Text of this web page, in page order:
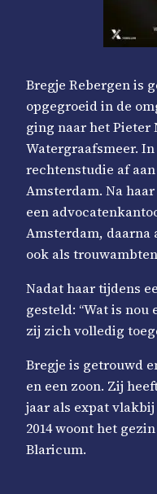
Bregje Rebergen is
opgegroeid in de
ging naar het Pieter
Watergraafsmeer. In
rechtenstudie af
Amsterdam. Na
een
Amsterdam, daarna
ook als
Nadat haar tijdens
gesteld: “Wat is nou
zij zich volledig
Bregje is getrouwd
en een zoon. Zij
jaar als expat
2014 woont het
Blaricum.